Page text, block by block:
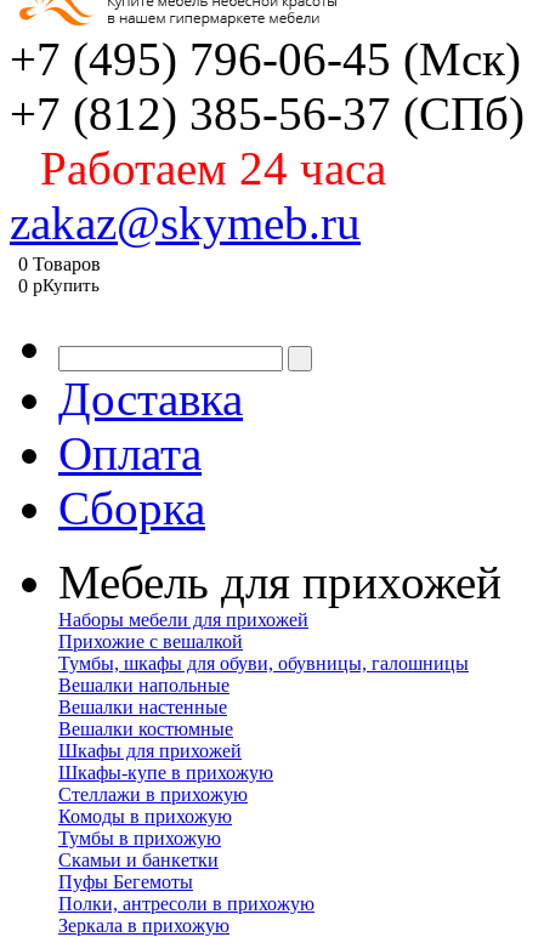
+7 (495) 796-06-45 (Мск)
+7 (812) 385-56-37 (СПб)
Работаем 24 часа
zakaz@skymeb.ru
0 Товаров
0 pКупить
Доставка
Оплата
Сборка
Мебель для прихожей
Наборы мебели для прихожей
Прихожие с вешалкой
Тумбы, шкафы для обуви, обувницы, галошницы
Вешалки напольные
Вешалки настенные
Вешалки костюмные
Шкафы для прихожей
Шкафы-купе в прихожую
Стеллажи в прихожую
Комоды в прихожую
Тумбы в прихожую
Скамьи и банкетки
Пуфы Бегемоты
Полки, антресоли в прихожую
Зеркала в прихожую